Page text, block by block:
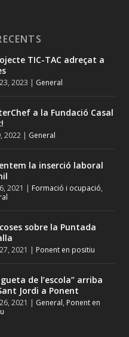
TIC-TAC adreçat a
2023 | General
a la Fundació Casal
2022| General
la inserció laboral
2021 | Formació i ocupació,
sobre la Puntada
2021 | Ponent en positiu
de l’escola” arriba
Jordi a Ponent
2021 | General, Ponent en